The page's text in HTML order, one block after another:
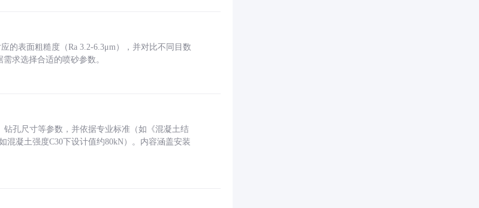
的表面粗糙度（Ra 3.2-6.3μm），并对比不同目数
求选择合适的喷砂参数。
孔尺寸等参数，并依据专业标准（如《混凝土结
混凝土强度C30下设计值约80kN）。内容涵盖安装